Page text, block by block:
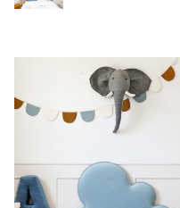
WYBIERZ KOLOR
WYBIERZ KOLOR SKRZYNI
Raw Oak, czyli